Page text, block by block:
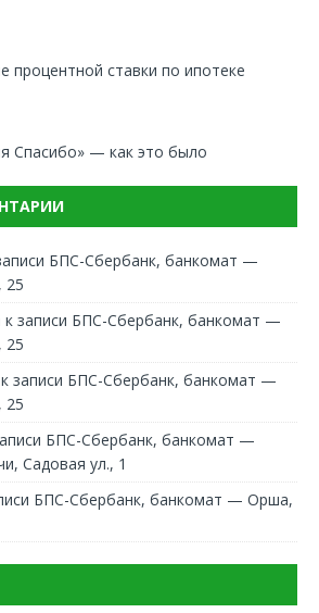
процентной ставки по ипотеке
Спасибо» — как это было
БПС-Сбербанк, банкомат —
25
к записи БПС-Сбербанк, банкомат —
25
к записи БПС-Сбербанк, банкомат —
25
БПС-Сбербанк, банкомат —
Садовая ул., 1
БПС-Сбербанк, банкомат — Орша,